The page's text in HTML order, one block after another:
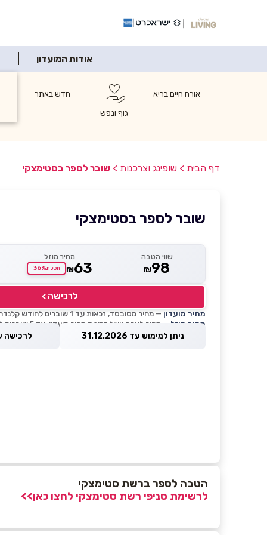
אודות המועדון
אורח חיים בריא
גוף ונפש
חדש באתר
דף הבית > שופינג וצרכנות > שובר לספר בסטימצקי
שובר לספר בסטימצקי
שווי הטבה
₪98
מחיר מוזל
₪63 חסכת36%
לרכישה >
מחיר מועדון — מחיר מסובסד, זכאות עד 1 שוברים לחודש קלנדרי
מחיר מוזל — מחיר לאחר ניצול זכאות מחיר מועדון, עד 5 שוברים לחודש קלנדרי
ניתן למימוש עד 31.12.2026 לרכישה עד
הטבה לספר ברשת סטימצקי
לרשימת סניפי רשת סטימצקי לחצו כאן>>